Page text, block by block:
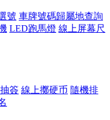
號 車牌號碼歸屬地查詢
LED跑馬燈 線上屏幕尺
簽 線上擲硬币 隨機排